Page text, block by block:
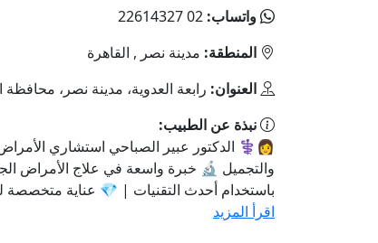
واتساب: 02 22614327
المنطقة: مدينة نصر , القاهرة
العنوان: رابعة العدوية، مدينة نصر، محافظة
نبذة عن الطبيب:
👩⚕️ الدكتور عبير الصباحي استشاري الأمراض
والتجميل 🔬 خبرة واسعة في علاج الأمراض
باستخدام أحدث التقنيات | 💎 عناية
اقرأ المزيد